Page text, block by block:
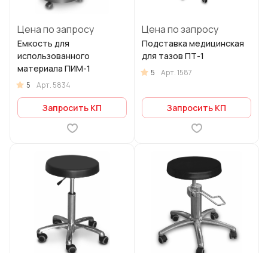
Цена по запросу
Емкость для
использованного
материала ПИМ-1
5 Арт. 5834
Запросить КП
Цена по запросу
Подставка медицинская
для тазов ПТ-1
5 Арт.1587
Запросить КП